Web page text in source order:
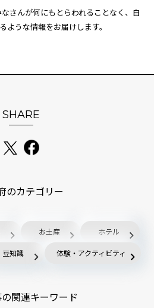
さんが何にもとらわれることなく、自
ような情報をお届けします。
SHARE
のカテゴリー
お土産 ホテル
豆知識 体験・アクティビティ
関連キーワード